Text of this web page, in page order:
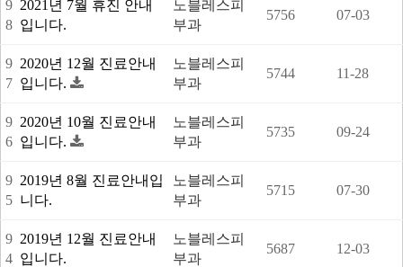
9
8
2021년 7월 휴진 안내
입니다.
노블레스피
부과
5756 07-03
9
7
2020년 12월 진료안내
입니다.
노블레스피
부과
5744 11-28
9
6
2020년 10월 진료안내
입니다.
노블레스피
부과
5735 09-24
9
5
2019년 8월 진료안내입
니다.
노블레스피
부과
5715 07-30
9
4
2019년 12월 진료안내
입니다.
노블레스피
부과
5687 12-03